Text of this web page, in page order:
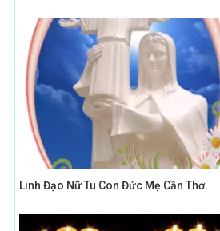
viết
Linh Đạo Nữ Tu Con Đức Mẹ Cần Thơ.